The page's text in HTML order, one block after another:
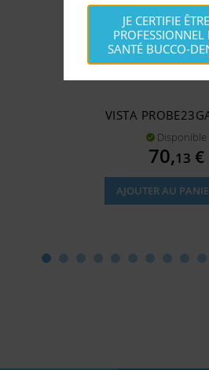
VISTA
 Disponible
Prix
70,13 €
AJOUTER AU
JE CERTIFIE
PROFESSIONNEL
SANTÉ BUCCO-